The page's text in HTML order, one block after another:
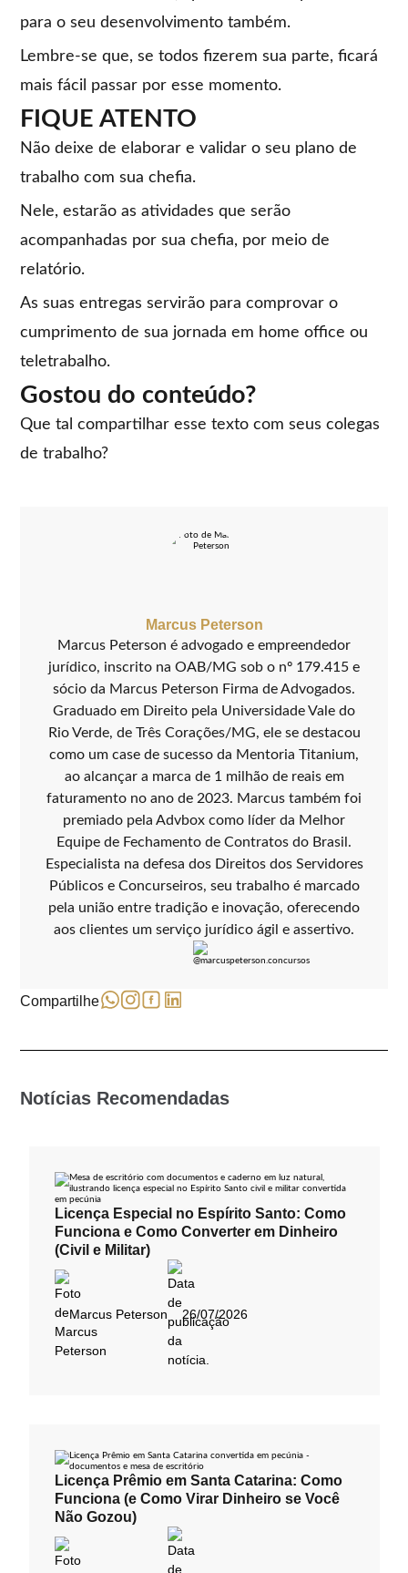
para o seu desenvolvimento também.
Lembre-se que, se todos fizerem sua parte, ficará
mais fácil passar por esse momento.
FIQUE ATENTO
Não deixe de elaborar e validar o seu plano de
trabalho com sua chefia.
Nele, estarão as atividades que serão
acompanhadas por sua chefia, por meio de
relatório.
As suas entregas servirão para comprovar o
cumprimento de sua jornada em home office ou
teletrabalho.
Gostou do conteúdo?
Que tal compartilhar esse texto com seus colegas
de trabalho?
Marcus Peterson
Marcus Peterson é advogado e empreendedor
jurídico, inscrito na OAB/MG sob o nº 179.415 e
sócio da Marcus Peterson Firma de Advogados.
Graduado em Direito pela Universidade Vale do
Rio Verde, de Três Corações/MG, ele se destacou
como um case de sucesso da Mentoria Titanium,
ao alcançar a marca de 1 milhão de reais em
faturamento no ano de 2023. Marcus também foi
premiado pela Advbox como líder da Melhor
Equipe de Fechamento de Contratos do Brasil.
Especialista na defesa dos Direitos dos Servidores
Públicos e Concurseiros, seu trabalho é marcado
pela união entre tradição e inovação, oferecendo
aos clientes um serviço jurídico ágil e assertivo.
Compartilhe
Notícias Recomendadas
Licença Especial no Espírito Santo: Como
Funciona e Como Converter em Dinheiro
(Civil e Militar)
Marcus Peterson 26/07/2026
Licença Prêmio em Santa Catarina: Como
Funciona (e Como Virar Dinheiro se Você
Não Gozou)